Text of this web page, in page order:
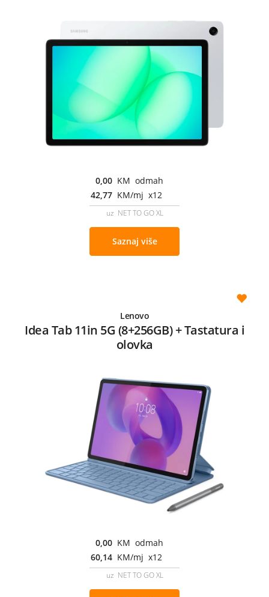
0,00 KM odmah
42,77 KM/mj x12
uz NET TO GO XL
Saznaj više
Lenovo
Idea Tab 11in 5G (8+256GB) + Tastatura i
olovka
0,00 KM odmah
60,14 KM/mj x12
uz NET TO GO XL